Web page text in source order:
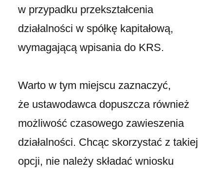
w przypadku przekształcenia
działalności w spółkę kapitałową,
wymagającą wpisania do KRS.
Warto w tym miejscu zaznaczyć,
że ustawodawca dopuszcza również
możliwość czasowego zawieszenia
działalności. Chcąc skorzystać z takiej
opcji, nie należy składać wniosku